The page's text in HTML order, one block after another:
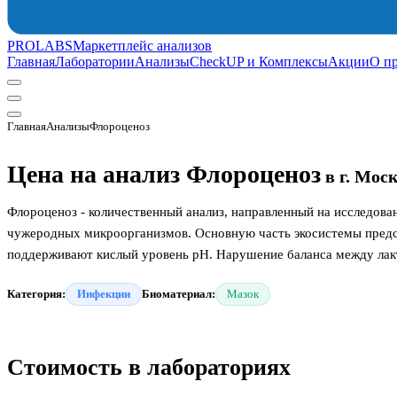
PROLABSМаркетплейс анализов
ГлавнаяЛабораторииАнализыCheckUP и КомплексыАкцииО
ГлавнаяАнализыФлороценоз
Цена на анализ Флороценоз в г.
Флороценоз - количественный анализ, направленный на
чужеродных микроорганизмов. Основную часть экосистемы
поддерживают кислый уровень pH. Нарушение баланса между
условно-патогенными. К ним относятся Gardnerella vaginalis,
зачатию.
Категория: Инфекции Биоматериал: Мазок
Стоимость в лабораториях